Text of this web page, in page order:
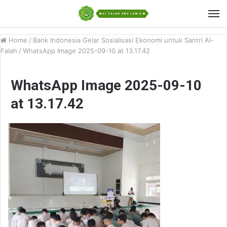
Home / Bank Indonesia Gelar Sosialisasi Ekonomi untuk Santri Al-
Falah / WhatsApp Image 2025-09-10 at 13.17.42
WhatsApp Image 2025-09-10
at 13.17.42